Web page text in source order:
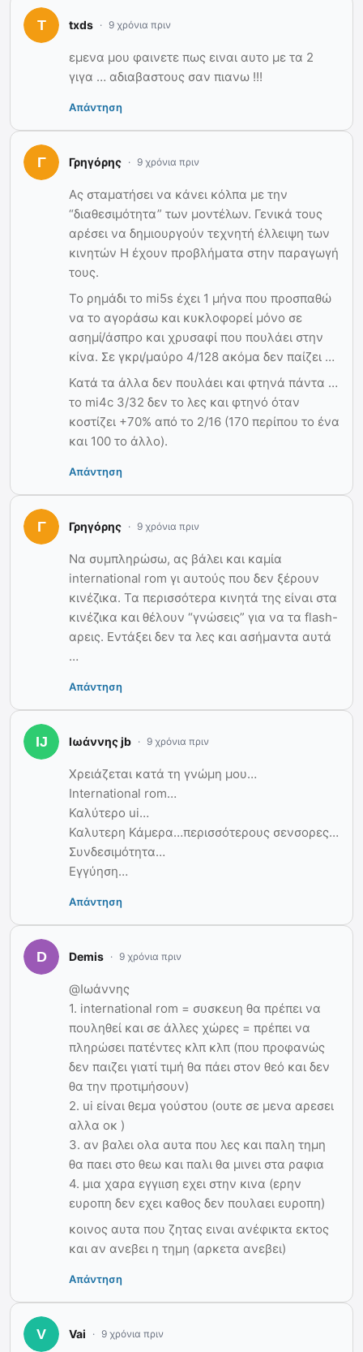
txds 9 χρόνια πριν
εμενα μου φαινετε πως ειναι αυτο με τα 2
γιγα … αδιαβαστους σαν πιανω !!!
Απάντηση
Γρηγόρης 9 χρόνια πριν
Ας σταματήσει να κάνει κόλπα με την
“διαθεσιμότητα” των μοντέλων. Γενικά τους
αρέσει να δημιουργούν τεχνητή έλλειψη των
κινητών Η έχουν προβλήματα στην παραγωγή
τους.
Το ρημάδι το mi5s έχει 1 μήνα που προσπαθώ
να το αγοράσω και κυκλοφορεί μόνο σε
ασημί/άσπρο και χρυσαφί που πουλάει στην
κίνα. Σε γκρι/μαύρο 4/128 ακόμα δεν παίζει …
Κατά τα άλλα δεν πουλάει και φτηνά πάντα …
το mi4c 3/32 δεν το λες και φτηνό όταν
κοστίζει +70% από το 2/16 (170 περίπου το ένα
και 100 το άλλο).
Απάντηση
Γρηγόρης 9 χρόνια πριν
Να συμπληρώσω, ας βάλει και καμία
international rom γι αυτούς που δεν ξέρουν
κινέζικα. Τα περισσότερα κινητά της είναι στα
κινέζικα και θέλουν “γνώσεις” για να τα flash-
αρεις. Εντάξει δεν τα λες και ασήμαντα αυτά
…
Απάντηση
Ιωάννης jb 9 χρόνια πριν
Χρειάζεται κατά τη γνώμη μου…
International rom…
Καλύτερο ui…
Καλυτερη Κάμερα…περισσότερους σενσορες…
Συνδεσιμότητα…
Εγγύηση…
Απάντηση
Demis 9 χρόνια πριν
@Ιωάννης
1. international rom = συσκευη θα πρέπει να
πουληθεί και σε άλλες χώρες = πρέπει να
πληρώσει πατέντες κλπ κλπ (που προφανώς
δεν παιζει γιατί τιμή θα πάει στον θεό και δεν
θα την προτιμήσουν)
2. ui είναι θεμα γούστου (ουτε σε μενα αρεσει
αλλα οκ )
3. αν βαλει ολα αυτα που λες και παλη τημη
θα παει στο θεω και παλι θα μινει στα ραφια
4. μια χαρα εγγιιση εχει στην κινα (ερην
ευροπη δεν εχει καθος δεν πουλαει ευροπη)
κοινος αυτα που ζητας ειναι ανέφικτα εκτος
και αν ανεβει η τημη (αρκετα ανεβει)
Απάντηση
Vai 9 χρόνια πριν